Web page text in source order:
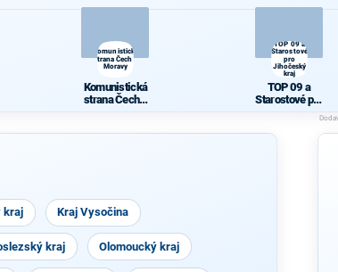
Komunistická
strana Čech a
Moravy
Komunistická
strana Čech a
TOP 09 a
Starostové
pro
Jihočeský
kraj
TOP 09 a
Starostové pro
Jihočeský
kraj Kraj Vysočina
kraj Olomoucký kraj